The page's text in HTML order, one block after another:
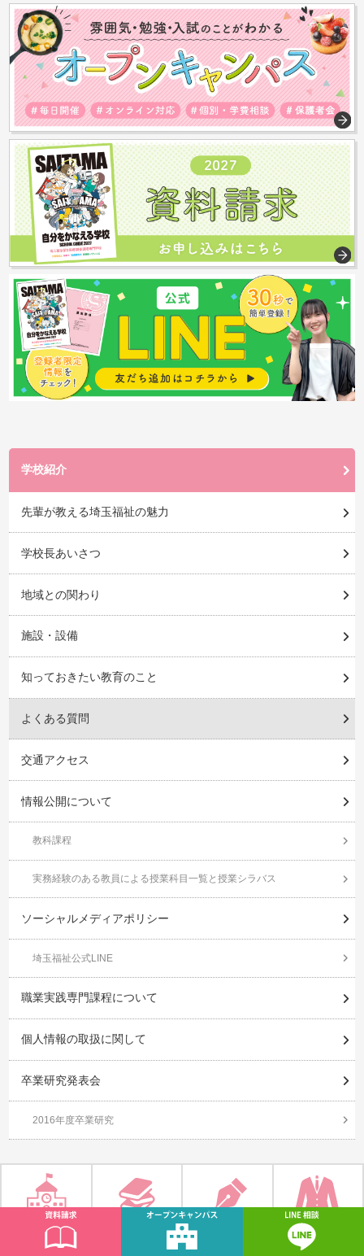
学校紹介
先輩が教える埼玉福祉の魅力
学校長あいさつ
地域との関わり
施設・設備
知っておきたい教育のこと
よくある質問
交通アクセス
情報公開について
教科課程
実務経験のある教員による授業科目一覧と授業シラバス
ソーシャルメディアポリシー
埼玉福祉公式LINE
職業実践専門課程について
個人情報の取扱に関して
卒業研究発表会
2016年度卒業研究
学校紹介 就職・資格